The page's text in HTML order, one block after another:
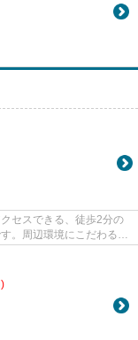
セスできる、徒歩2分の
。周辺環境にこだわる方